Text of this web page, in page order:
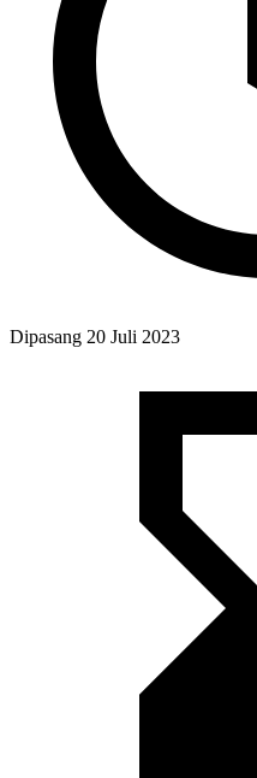
Dipasang 20 Juli 2023